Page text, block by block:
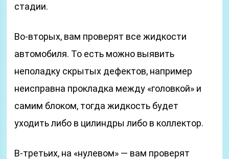
стадии.
Во-вторых, вам проверят все жидкости
автомобиля. То есть можно выявить
неполадку скрытых дефектов, например
неисправна прокладка между «головкой» и
самим блоком, тогда жидкость будет
уходить либо в цилиндры либо в коллектор.
В-третьих, на «нулевом» — вам проверят